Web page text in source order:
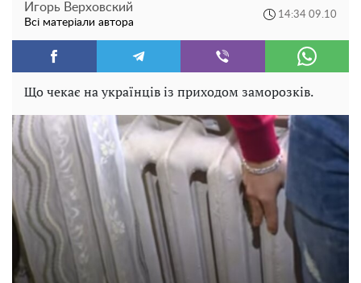
Игорь Верховский
Всі матеріали автора
14:34 09.10
Що чекає на українців із приходом заморозків.